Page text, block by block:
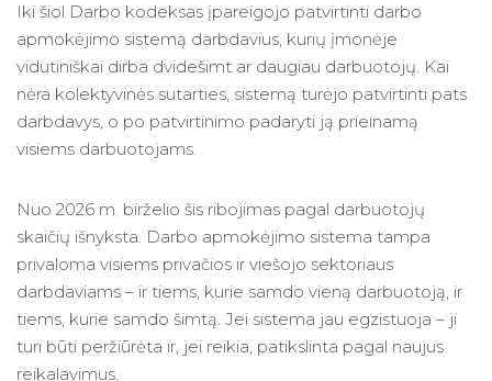
Iki šiol Darbo kodeksas įpareigojo patvirtinti darbo
apmokėjimo sistemą darbdavius, kurių įmonėje
vidutiniškai dirba dvidešimt ar daugiau darbuotojų. Kai
nėra kolektyvinės sutarties, sistemą turėjo patvirtinti pats
darbdavys, o po patvirtinimo padaryti ją prieinamą
visiems darbuotojams.
Nuo 2026 m. birželio šis ribojimas pagal darbuotojų
skaičių išnyksta. Darbo apmokėjimo sistema tampa
privaloma visiems privačios ir viešojo sektoriaus
darbdaviams – ir tiems, kurie samdo vieną darbuotoją, ir
tiems, kurie samdo šimtą. Jei sistema jau egzistuoja – ji
turi būti peržiūrėta ir, jei reikia, patikslinta pagal naujus
reikalavimus.